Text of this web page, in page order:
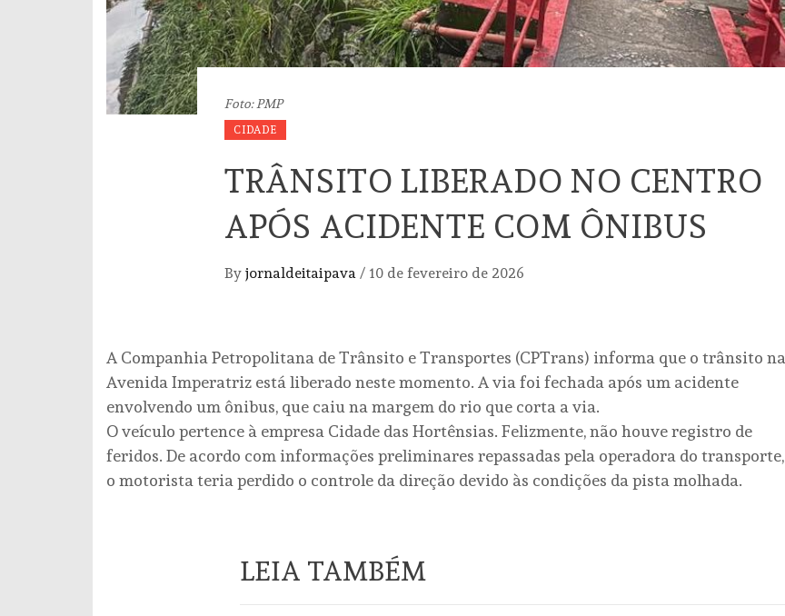
Foto: PMP
CIDADE
TRÂNSITO LIBERADO NO CENTRO
APÓS ACIDENTE COM ÔNIBUS
By jornaldeitaipava / 10 de fevereiro de 2026
A Companhia Petropolitana de Trânsito e Transportes (CPTrans) informa que o trânsito na
Avenida Imperatriz está liberado neste momento. A via foi fechada após um acidente
envolvendo um ônibus, que caiu na margem do rio que corta a via.
O veículo pertence à empresa Cidade das Hortênsias. Felizmente, não houve registro de
feridos. De acordo com informações preliminares repassadas pela operadora do transporte,
o motorista teria perdido o controle da direção devido às condições da pista molhada.
LEIA TAMBÉM